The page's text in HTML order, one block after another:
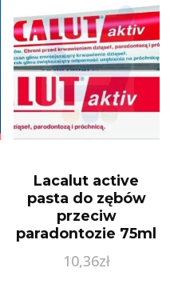
Lacalut active
pasta do zębów
przeciw
paradontozie 75ml
10,36zł